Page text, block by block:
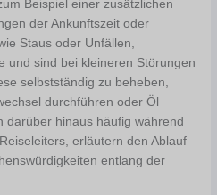
Beispiel einer zusätzlichen
der Ankunftszeit oder
Staus oder Unfällen,
und sind bei kleineren Störungen
selbstständig zu beheben,
durchführen oder Öl
darüber hinaus häufig während
erläutern den Ablauf
entlang der